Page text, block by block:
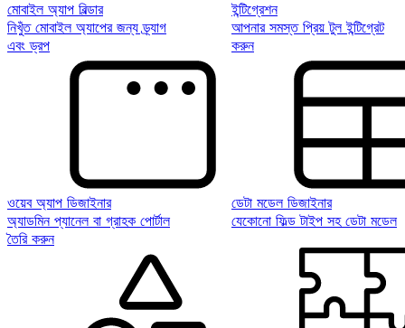
মোবাইল অ্যাপ বিল্ডার
নিখুঁত মোবাইল অ্যাপের জন্য ড্র্যাগ
এবং ড্রপ
ইন্টিগ্রেশন
আপনার সমস্ত প্রিয় টুল ইন্টিগ্রেট
করুন
ওয়েব অ্যাপ ডিজাইনার
অ্যাডমিন প্যানেল বা গ্রাহক পোর্টাল
তৈরি করুন
ডেটা মডেল ডিজাইনার
যেকোনো ফিল্ড টাইপ সহ ডেটা মডেল